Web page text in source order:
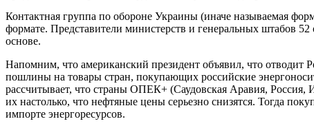
Контактная группа по обороне Украины (иначе называемая
формате. Представители министерств и генеральных штабов
основе.
Напомним, что американский президент объявил, что отводит
пошлины на товары стран, покупающих российские
рассчитывает, что страны ОПЕК+ (Саудовская Аравия,
их настолько, что нефтяные цены серьезно снизятся. Тогда
импорте энергоресурсов.